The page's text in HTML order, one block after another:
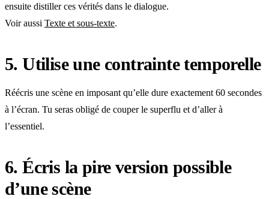
ensuite distiller ces vérités dans le dialogue.
Voir aussi Texte et sous-texte.
5. Utilise une contrainte temporelle
Réécris une scène en imposant qu’elle dure exactement 60 secondes
à l’écran. Tu seras obligé de couper le superflu et d’aller à
l’essentiel.
6. Écris la pire version possible
d’une scène